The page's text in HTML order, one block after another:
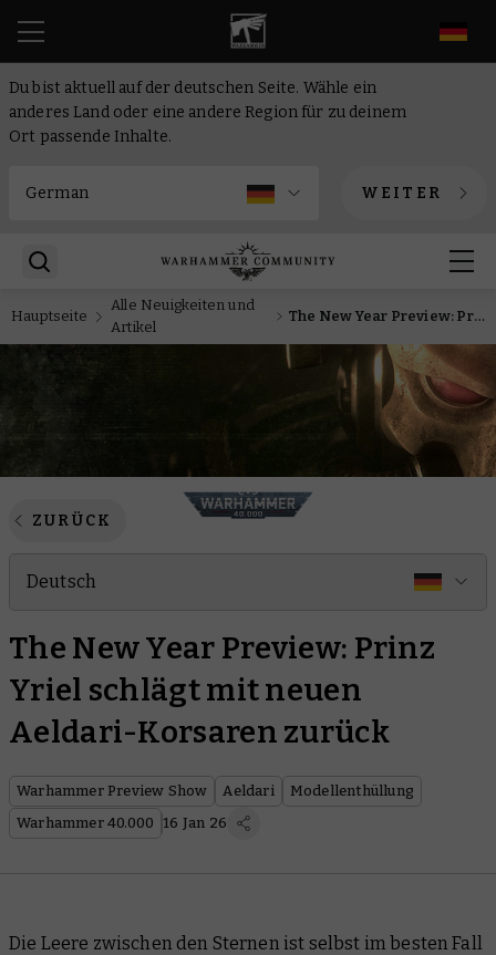
Du bist aktuell auf der deutschen Seite. Wähle ein
anderes Land oder eine andere Region für zu deinem
Ort passende Inhalte.
WEITER
Hauptseite
Alle Neuigkeiten und
Artikel
The New Year Preview: Prinz Yriel schlägt mit neuen Aeldari-Korsaren zurück
ZURÜCK
Deutsch
The New Year Preview: Prinz
Yriel schlägt mit neuen
Aeldari-Korsaren zurück
Warhammer Preview Show Aeldari
Modellenthüllung
Warhammer 40.000
16 Jan 26
Die Leere zwischen den Sternen ist selbst im besten Fall